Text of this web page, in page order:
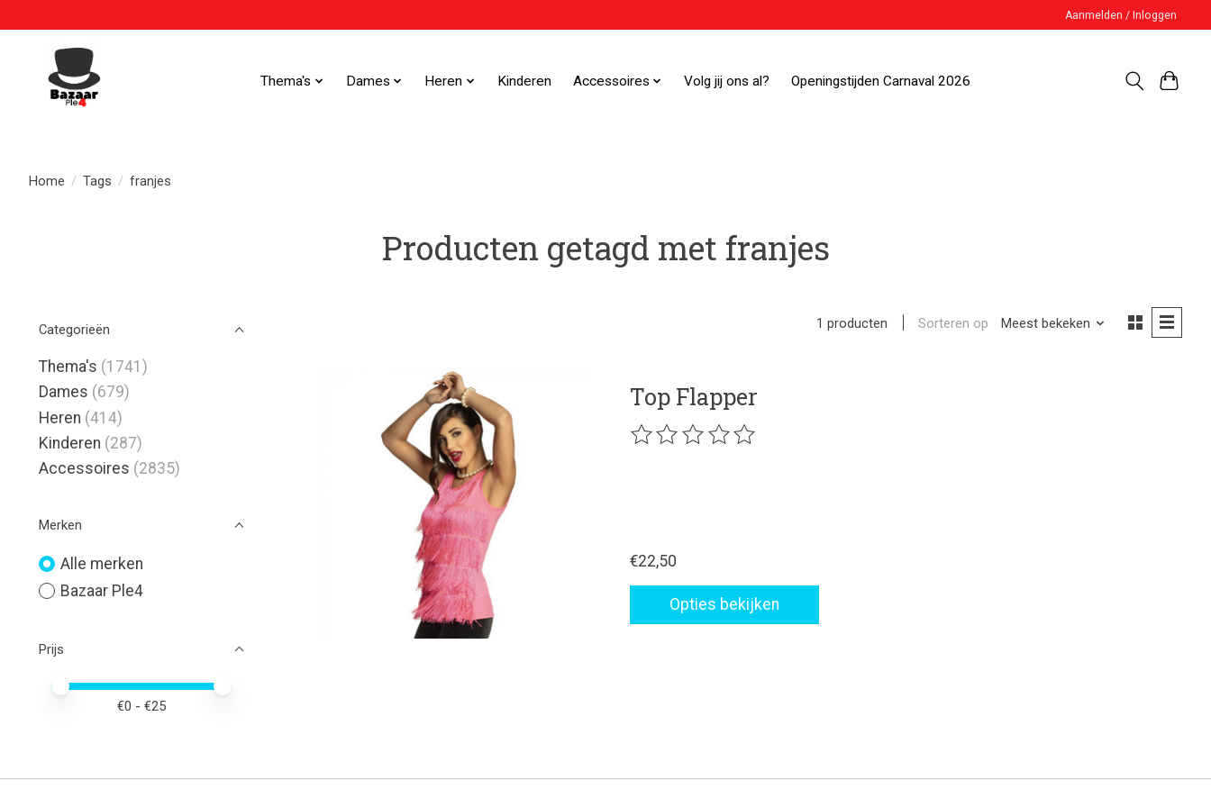
Aanmelden / Inloggen
Thema's Dames Heren Kinderen Accessoires Volg jij ons al? Openingstijden Carnaval 2026
Home / Tags / franjes
Producten getagd met franjes
Categorieën
Thema's (1741)
Dames (679)
Heren (414)
Kinderen (287)
Accessoires (2835)
Merken
Alle merken
Bazaar Ple4
Prijs
Minimale prijswaarde
Price maximum value
€0 - €25
1 producten Sorteren op Meest bekeken
Top Flapper
De beoordeling van dit product is
€22,50
Opties bekijken